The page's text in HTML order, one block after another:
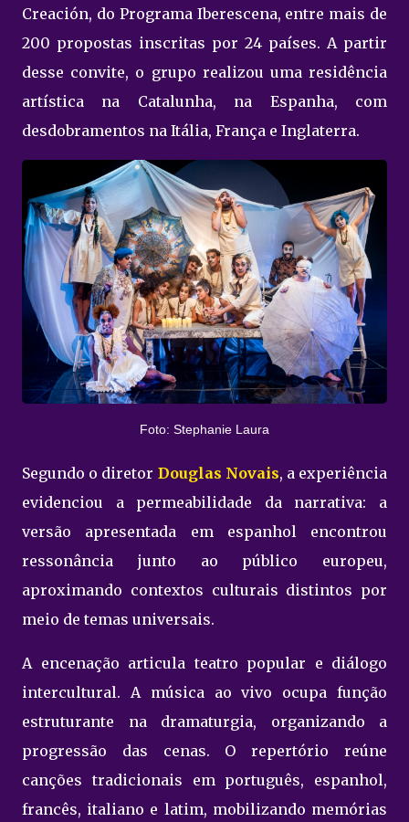
Creación, do Programa Iberescena, entre mais de
200 propostas inscritas por 24 países. A partir
desse convite, o grupo realizou uma residência
artística na Catalunha, na Espanha, com
desdobramentos na Itália, França e Inglaterra.
Foto: Stephanie Laura
Segundo o diretor Douglas Novais, a experiência
evidenciou a permeabilidade da narrativa: a
versão apresentada em espanhol encontrou
ressonância junto ao público europeu,
aproximando contextos culturais distintos por
meio de temas universais.
A encenação articula teatro popular e diálogo
intercultural. A música ao vivo ocupa função
estruturante na dramaturgia, organizando a
progressão das cenas. O repertório reúne
canções tradicionais em português, espanhol,
francês, italiano e latim, mobilizando memórias